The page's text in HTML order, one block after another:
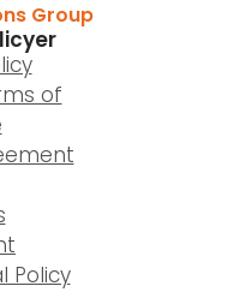
Group
of
Policy